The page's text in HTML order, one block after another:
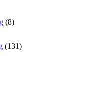
(8)
(131)